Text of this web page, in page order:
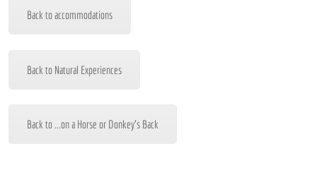
Back to accommodations
Back to Natural Experiences
Back to ...on a Horse or Donkey's Back